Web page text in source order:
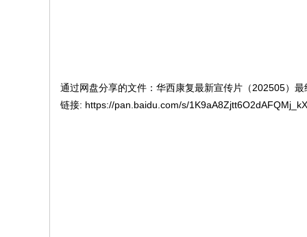
通过网盘分享的文件：华西康复最新宣传片（202505）
链接: https://pan.baidu.com/s/